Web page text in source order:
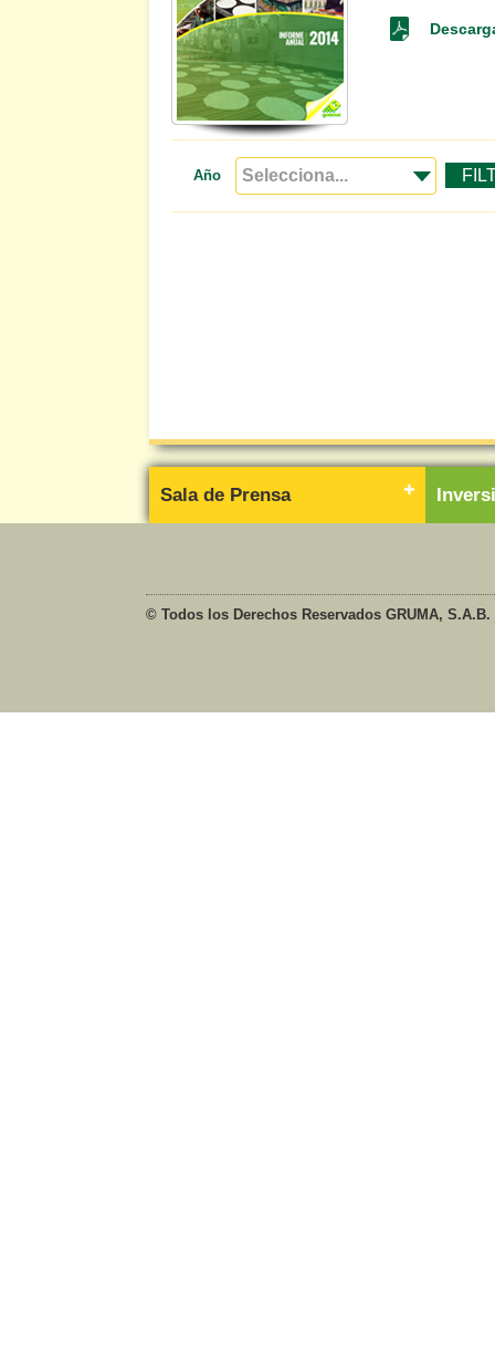
Año
Sala de Prensa
© Todos los Derechos Reservados GRUMA, S.A.B.